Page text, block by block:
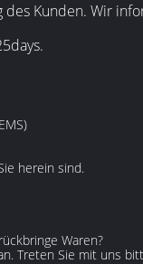
Kunden. Wir
herein sind.
Waren?
Treten Sie mit uns